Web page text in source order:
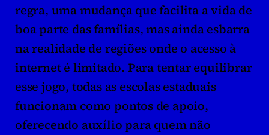
regra, uma mudança que facilita a vida de
boa parte das famílias, mas ainda esbarra
na realidade de regiões onde o acesso à
internet é limitado. Para tentar equilibrar
esse jogo, todas as escolas estaduais
funcionam como pontos de apoio,
oferecendo auxílio para quem não